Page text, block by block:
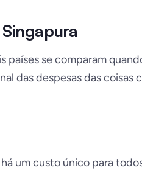
países se comparam
das despesas das coisas
um custo único para